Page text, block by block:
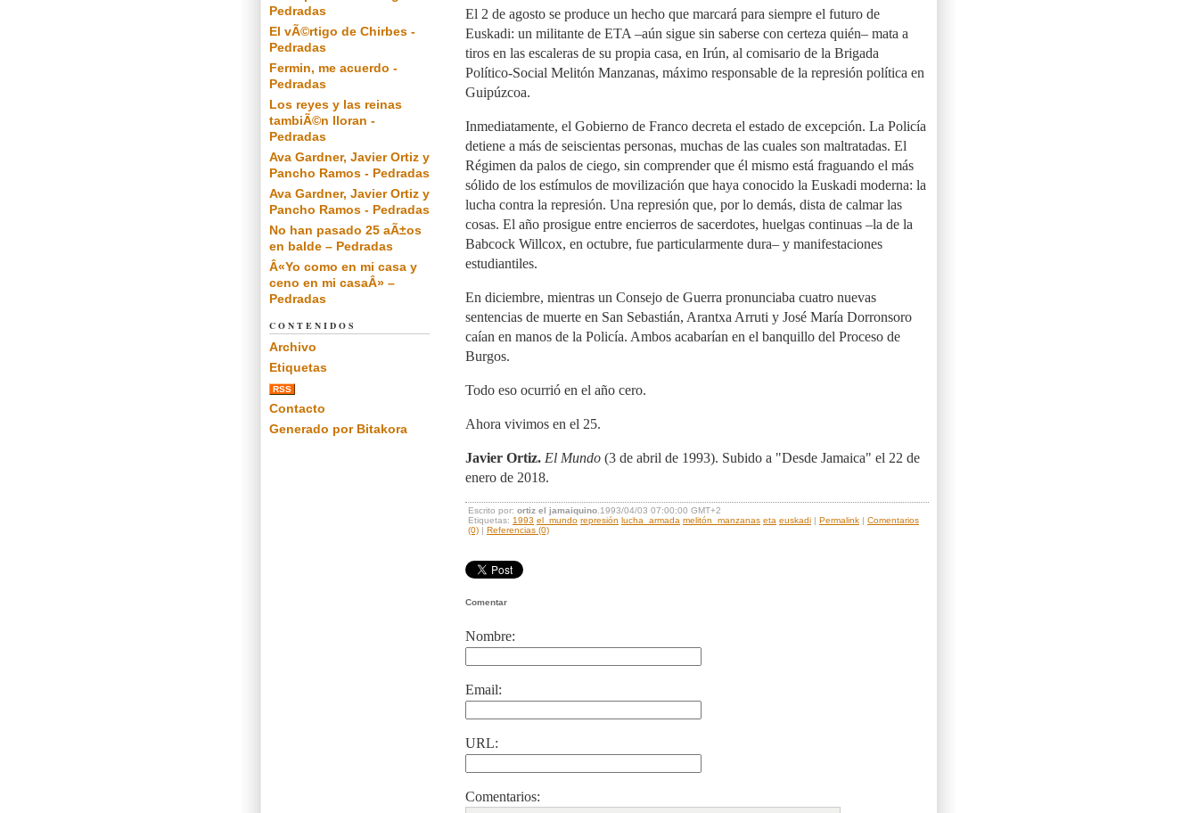
El 2 de agosto se produce un hecho que marcará para siempre el futuro de
Euskadi: un militante de ETA –aún sigue sin saberse con certeza quién– mata a
tiros en las escaleras de su propia casa, en Irún, al comisario de la Brigada
Político-Social Melitón Manzanas, máximo responsable de la represión política en
Guipúzcoa.
Inmediatamente, el Gobierno de Franco decreta el estado de excepción. La Policía
detiene a más de seiscientas personas, muchas de las cuales son maltratadas. El
Régimen da palos de ciego, sin comprender que él mismo está fraguando el más
sólido de los estímulos de movilización que haya conocido la Euskadi moderna: la
lucha contra la represión. Una represión que, por lo demás, dista de calmar las
cosas. El año prosigue entre encierros de sacerdotes, huelgas continuas –la de la
Babcock Willcox, en octubre, fue particularmente dura– y manifestaciones
estudiantiles.
En diciembre, mientras un Consejo de Guerra pronunciaba cuatro nuevas
sentencias de muerte en San Sebastián, Arantxa Arruti y José María Dorronsoro
caían en manos de la Policía. Ambos acabarían en el banquillo del Proceso de
Burgos.
Todo eso ocurrió en el año cero.
Ahora vivimos en el 25.
Javier Ortiz. El Mundo (3 de abril de 1993). Subido a "Desde Jamaica" el 22 de
enero de 2018.
Escrito por: ortiz el jamaiquino .1993/04/03 07:00:00 GMT+2
Etiquetas: 1993 el_mundo represión lucha_armada melitón_manzanas eta euskadi | Permalink | Comentarios
(0) | Referencias (0)
Comentar
Nombre:
Email:
URL:
Comentarios:
Pedradas
El vÃ©rtigo de Chirbes -
Pedradas
Fermin, me acuerdo -
Pedradas
Los reyes y las reinas
tambiÃ©n lloran -
Pedradas
Ava Gardner, Javier Ortiz y
Pancho Ramos - Pedradas
Ava Gardner, Javier Ortiz y
Pancho Ramos - Pedradas
No han pasado 25 aÃ±os
en balde – Pedradas
Â«Yo como en mi casa y
ceno en mi casaÂ» –
Pedradas
CONTENIDOS
Archivo
Etiquetas
RSS
Contacto
Generado por Bitakora